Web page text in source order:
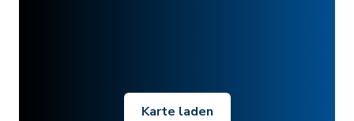
Karte laden